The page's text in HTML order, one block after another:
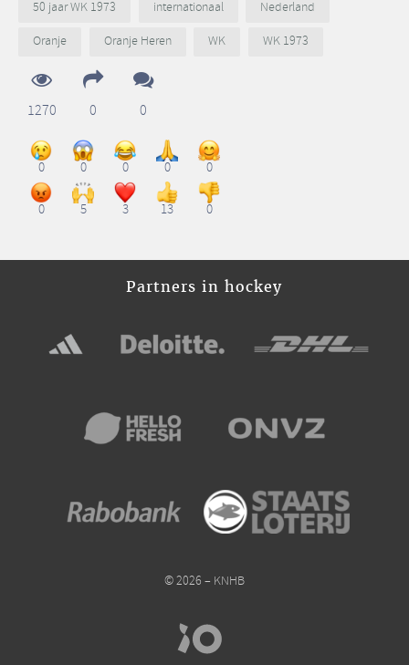
50 jaar WK 1973 internationaal
Nederland
Oranje
Oranje Heren WK WK 1973
1270 0 0
0 0 0 0 0
0 5 3 13 0
Partners in hockey
© 2026 – KNHB